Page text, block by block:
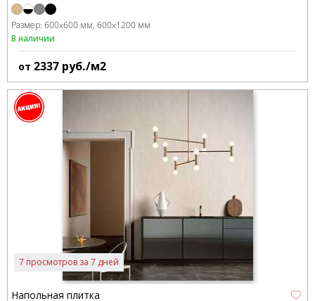
Размер: 600x600 мм 600x1200 мм
В наличии
от 2337 руб./м2
7 просмотров за 7 дней
Напольная плитка